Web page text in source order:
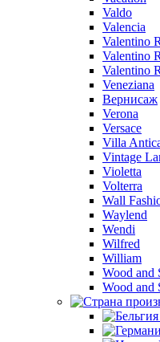
Valdo
Valencia
Valentino
Valentino
Valentino
Veneziana
Вернисаж
Verona
Versace
Villa
Vintage
Violetta
Volterra
Wall
Waylend
Wendi
Wilfred
William
Wood and
Wood and